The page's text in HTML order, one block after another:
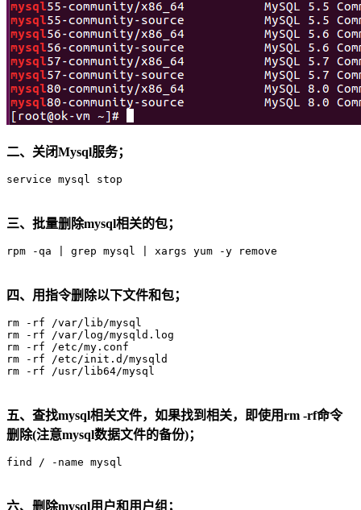
二、关闭Mysql服务；
service mysql stop
三、批量删除mysql相关的包；
rpm -qa | grep mysql | xargs yum -y remove
四、用指令删除以下文件和包；
rm -rf /var/lib/mysql
rm -rf /var/log/mysqld.log
rm -rf /etc/my.conf
rm -rf /etc/init.d/mysqld
rm -rf /usr/lib64/mysql
五、查找mysql相关文件，如果找到相关，即使用rm -rf命令
删除(注意mysql数据文件的备份)；
find / -name mysql
六、删除mysql用户和用户组；